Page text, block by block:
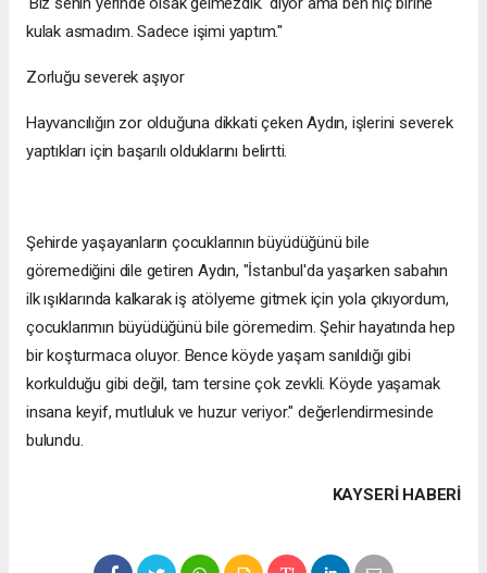
kulak asmadım. Sadece işimi yaptım."
Zorluğu severek aşıyor
Hayvancılığın zor olduğuna dikkati çeken Aydın, işlerini severek
yaptıkları için başarılı olduklarını belirtti.
Şehirde yaşayanların çocuklarının büyüdüğünü bile
göremediğini dile getiren Aydın, "İstanbul'da yaşarken sabahın
ilk ışıklarında kalkarak iş atölyeme gitmek için yola çıkıyordum,
çocuklarımın büyüdüğünü bile göremedim. Şehir hayatında hep
bir koşturmaca oluyor. Bence köyde yaşam sanıldığı gibi
korkulduğu gibi değil, tam tersine çok zevkli. Köyde yaşamak
insana keyif, mutluluk ve huzur veriyor." değerlendirmesinde
bulundu.
KAYSERI HABERİ